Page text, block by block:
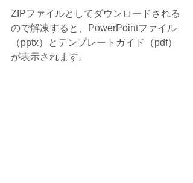
ZIPファイルとしてダウンロードされる
ので解凍すると、PowerPointファイル
（pptx）とテンプレートガイド（pdf）
が表示されます。